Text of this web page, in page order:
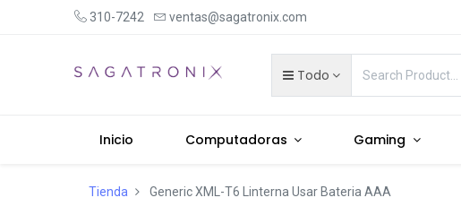
310-7242 ventas@sagatronix.com
Todo
Inicio Computadoras Gaming
Tienda Generic XML-T6 Linterna Usar Bateria AAA